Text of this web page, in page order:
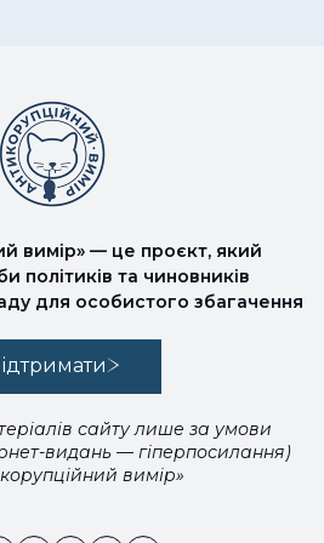
вимір» — це проєкт, який
політиків та чиновників
для особистого збагачення
сайту лише за умови
видань — гіперпосилання)
вимір»